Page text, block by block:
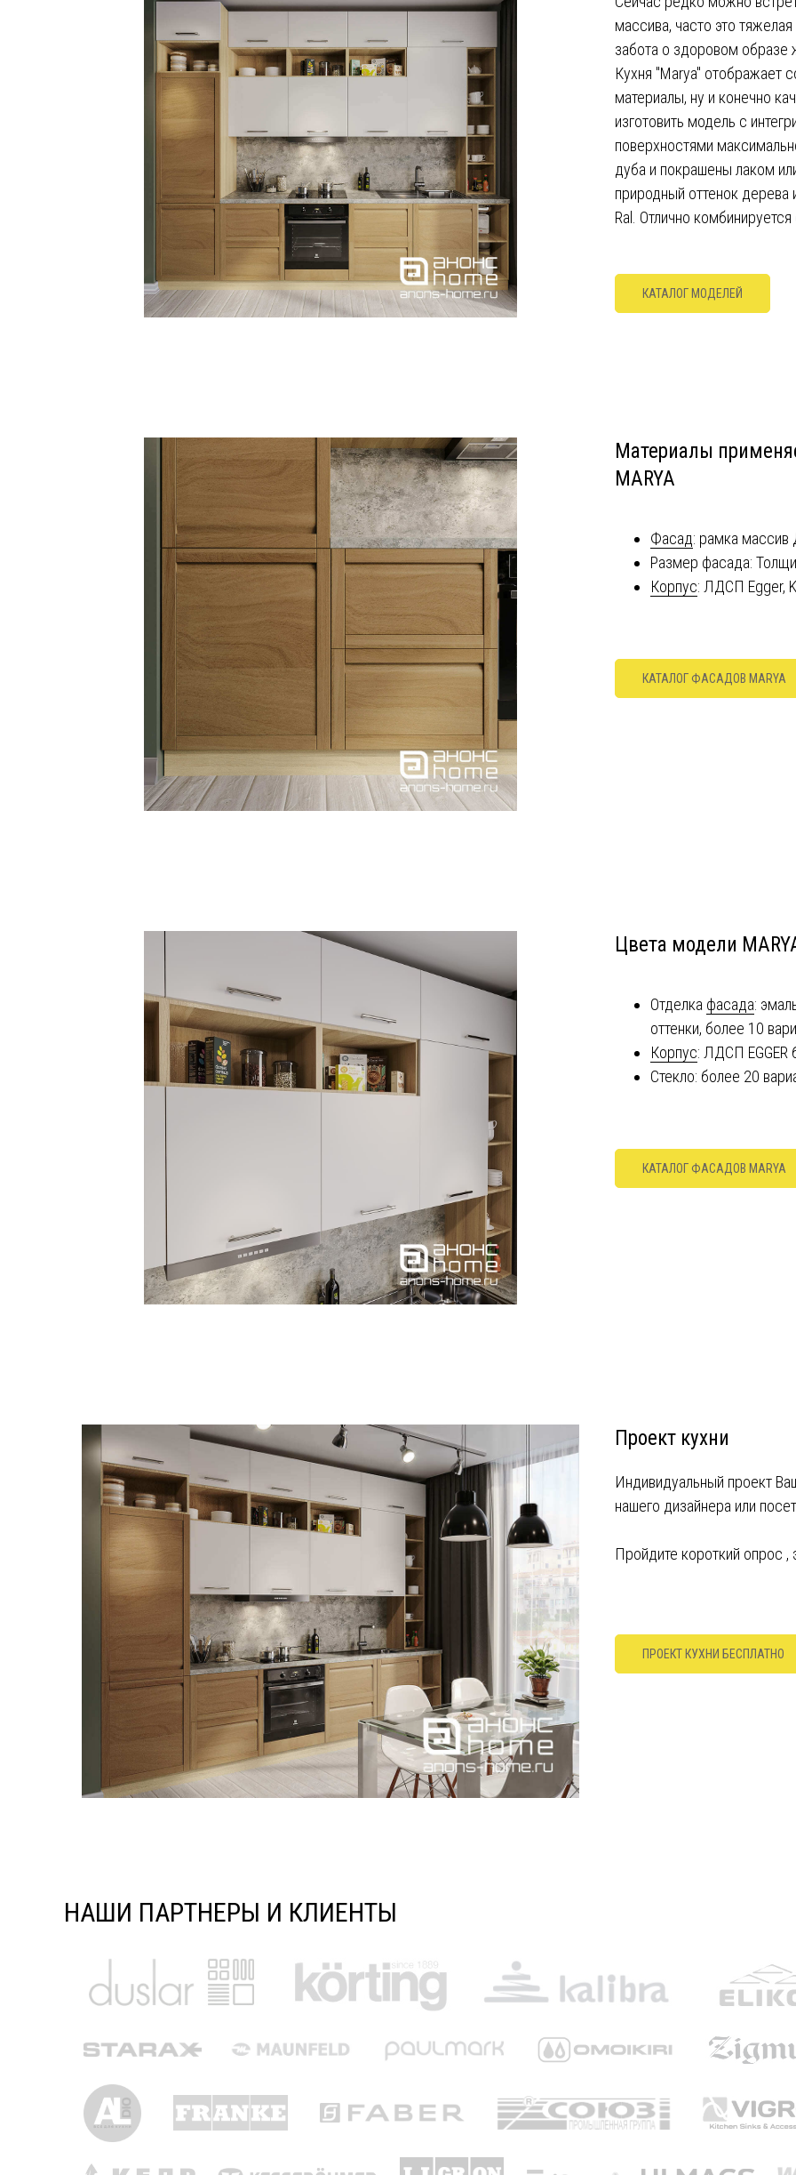
массива, часто это
забота о здоровом образе
Кухня "Marya" отображает
материалы, ну и конечно
изготовить модель с
поверхностями
дуба и покрашены лаком
природный оттенок дерева
Ral. Отлично
КАТАЛОГ МОДЕЛЕЙ
Материалы
MARYA
Фасад: рамка
Размер фасада:
Корпус: ЛДСП Egger,
КАТАЛОГ ФАСАДОВ MARYA
Цвета модели
Отделка фасада:
оттенки, более 10
Корпус: ЛДСП EGGER
Стекло: более 20
КАТАЛОГ ФАСАДОВ MARYA
Проект кухни
Индивидуальный проект
нашего дизайнера или
Пройдите короткий опрос ,
ПРОЕКТ КУХНИ БЕСПЛАТНО
НАШИ ПАРТНЕРЫ И КЛИЕНТЫ